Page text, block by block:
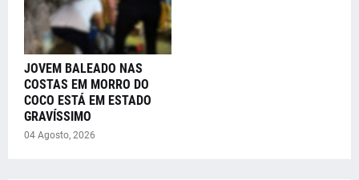
JOVEM BALEADO NAS
COSTAS EM MORRO DO
COCO ESTÁ EM ESTADO
GRAVÍSSIMO
04 Agosto, 2026